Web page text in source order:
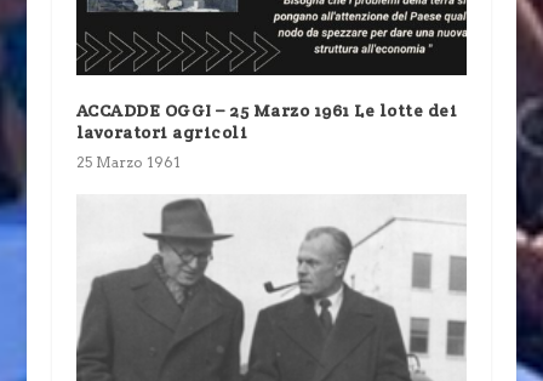
ACCADDE OGGI – 25 Marzo 1961 Le lotte dei
lavoratori agricoli
25 Marzo 1961